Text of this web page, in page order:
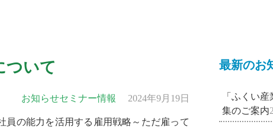
ついて
お知らせセミナー情報 2024年9月19日
員の能力を活用する雇用戦略～ただ雇って
最新のお
「ふくい
集のご案内